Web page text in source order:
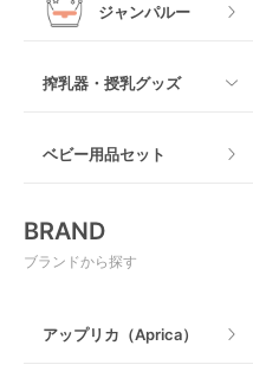
抱っこ紐その他
ジャンパルー
搾乳器・授乳グッズ
授乳グッズ・ママ用品
ベビー用品セット
BRAND
ブランドから探す
アップリカ（Aprica）